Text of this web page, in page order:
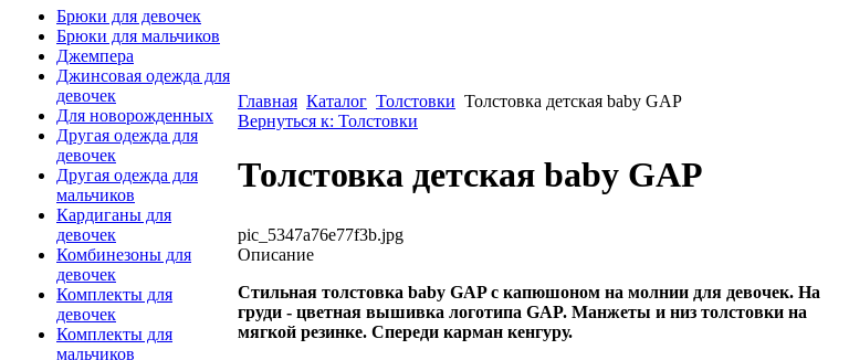
Брюки для девочек
Брюки для мальчиков
Джемпера
Джинсовая одежда для
девочек
Для новорожденных
Другая одежда для
девочек
Другая одежда для
мальчиков
Кардиганы для
девочек
Комбинезоны для
девочек
Комплекты для
девочек
Комплекты для
мальчиков
Главная Каталог Толстовки Толстовка детская baby GAP
Вернуться к: Толстовки
Толстовка детская baby GAP
pic_5347a76e77f3b.jpg
Описание
Стильная толстовка baby GAP с капюшоном на молнии для девочек. На
груди - цветная вышивка логотипа GAP. Манжеты и низ толстовки на
мягкой резинке. Спереди карман кенгуру.